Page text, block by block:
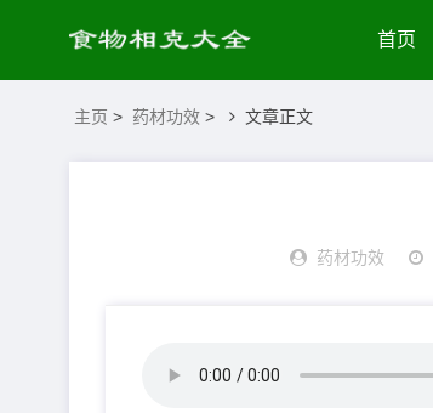
首页
主页 > 药材功效 > 文章正文
药材功效